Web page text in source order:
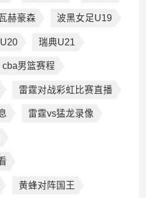
赫豪森 波黑女足U19
瑞典U21
cba男篮赛程
雷霆对战彩虹比赛直播
雷霆vs猛龙录像
黄蜂对阵国王